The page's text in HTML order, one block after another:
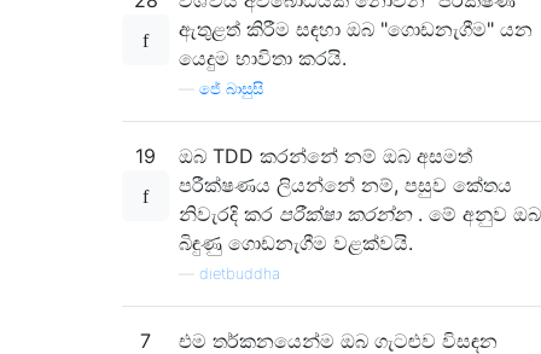
ඇතුළත් කිරීම සඳහා ඔබ "ගොඩනැගීම" යන
යෙදුම භාවිතා කරයි.
ජේ බාසුසි
19
ඔබ TDD කරන්නේ නම් ඔබ අසමත්
පරීක්ෂණය ලියන්නේ නම්, පසුව කේතය
නිවැරදි කර පරීක්ෂා කරන්න. මේ අනුව ඔබ
බිඳුණු ගොඩනැගීම වළක්වයි.
dietbuddha
7
එම තර්කනයෙන්ම ඔබ ගැටළුව විසඳන